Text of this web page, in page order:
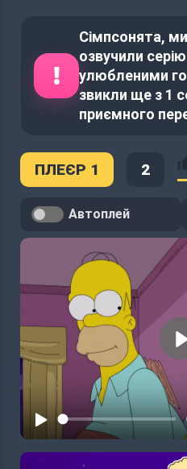
Сімпсонята,
озвучили
улюбленими
звикли ще з 1
приємного
ПЛЕЄР 1 2
Автоплей